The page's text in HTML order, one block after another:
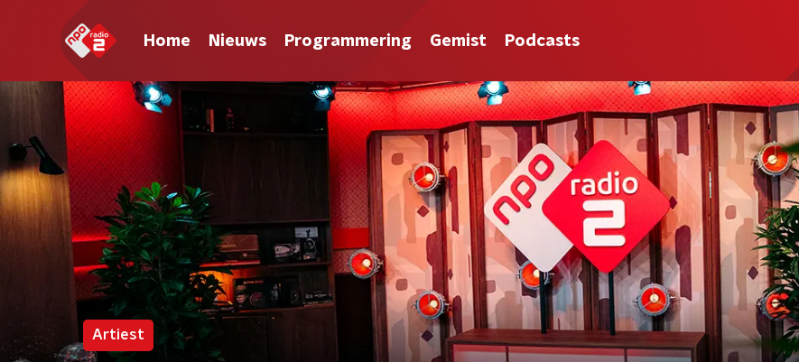
Home Nieuws Programmering Gemist Podcasts
Artiest